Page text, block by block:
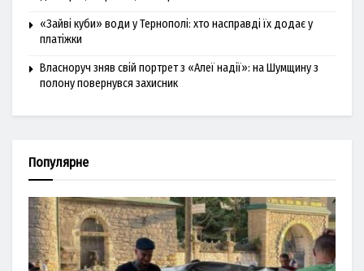
«Зайві куби» води у Тернополі: хто насправді їх додає у
платіжки
Власноруч зняв свій портрет з «Алеї надії»: на Шумщину з
полону повернувся захисник
Популярне